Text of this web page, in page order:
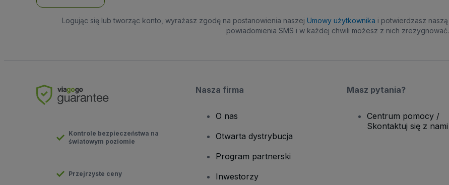
Logując się lub tworząc konto, wyrażasz zgodę na postanowienia naszej Umowy użytkownika i potwierdzasz naszą
powiadomienia SMS i w każdej chwili możesz z nich zrezygnować.
Kontrole bezpieczeństwa na
światowym poziomie
Przejrzyste ceny
Nasza firma
O nas
Otwarta dystrybucja
Program partnerski
Inwestorzy
Masz pytania?
Centrum pomocy /
Skontaktuj się z nami